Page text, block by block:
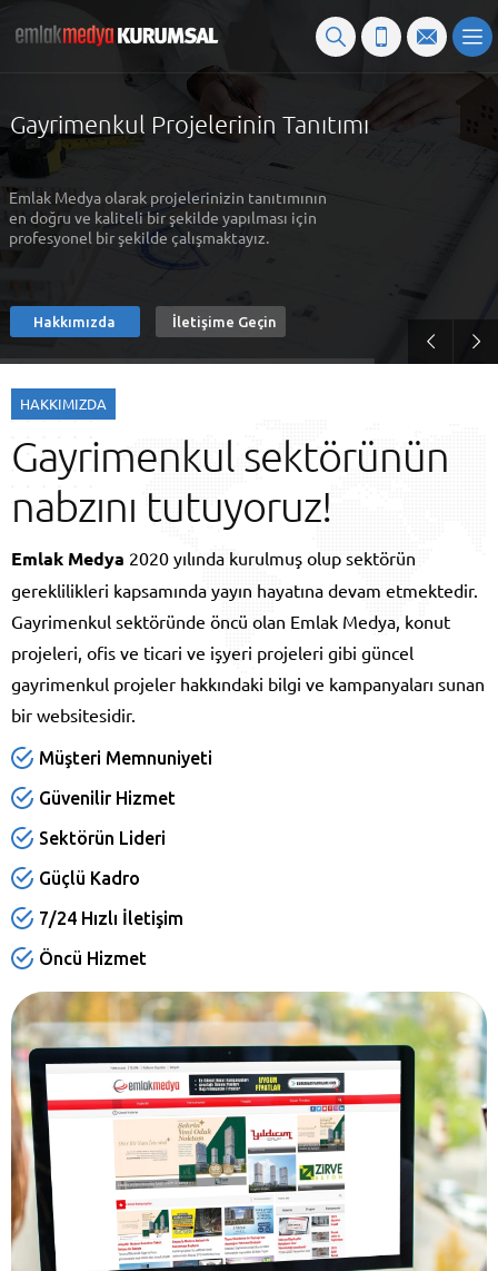
Gayrimenkul Projelerinin Tanıtımı
Emlak Medya olarak projelerinizin tanıtımının
en doğru ve kaliteli bir şekilde yapılması için
profesyonel bir şekilde çalışmaktayız.
Hakkımızda İletişime Geçin
HAKKIMIZDA
Gayrimenkul sektörünün
nabzını tutuyoruz!
Emlak Medya 2020 yılında kurulmuş olup sektörün
gereklilikleri kapsamında yayın hayatına devam etmektedir.
Gayrimenkul sektöründe öncü olan Emlak Medya, konut
projeleri, ofis ve ticari ve işyeri projeleri gibi güncel
gayrimenkul projeler hakkındaki bilgi ve kampanyaları sunan
bir websitesidir.
Müşteri Memnuniyeti
Güvenilir Hizmet
Sektörün Lideri
Güçlü Kadro
7/24 Hızlı İletişim
Öncü Hizmet